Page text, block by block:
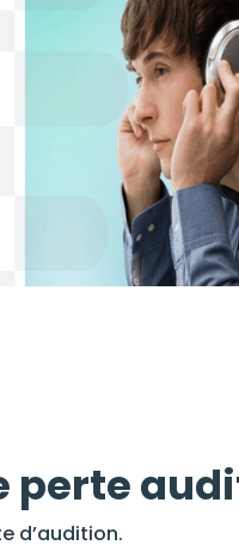
perte
d’audition.